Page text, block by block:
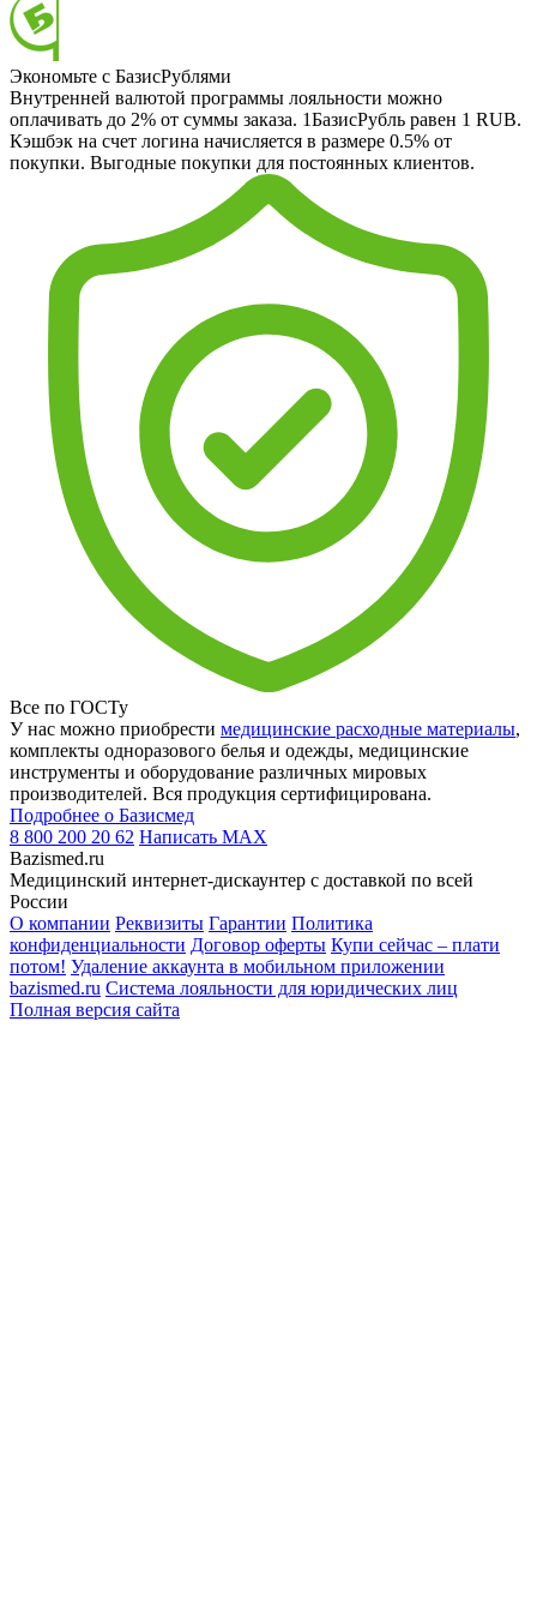
Экономьте с БазисРублями
Внутренней валютой программы лояльности можно
оплачивать до 2% от суммы заказа. 1БазисРубль равен 1 RUB.
Кэшбэк на счет логина начисляется в размере 0.5% от
покупки. Выгодные покупки для постоянных клиентов.
Все по ГОСТу
У нас можно приобрести медицинские расходные материалы,
комплекты одноразового белья и одежды, медицинские
инструменты и оборудование различных мировых
производителей. Вся продукция сертифицирована.
Подробнее о Базисмед
8 800 200 20 62 Написать MAX
Bazismed.ru
Медицинский интернет-дискаунтер с доставкой по всей
России
О компании Реквизиты Гарантии Политика
конфиденциальности Договор оферты Купи сейчас – плати
потом! Удаление аккаунта в мобильном приложении
bazismed.ru Система лояльности для юридических лиц
Полная версия сайта